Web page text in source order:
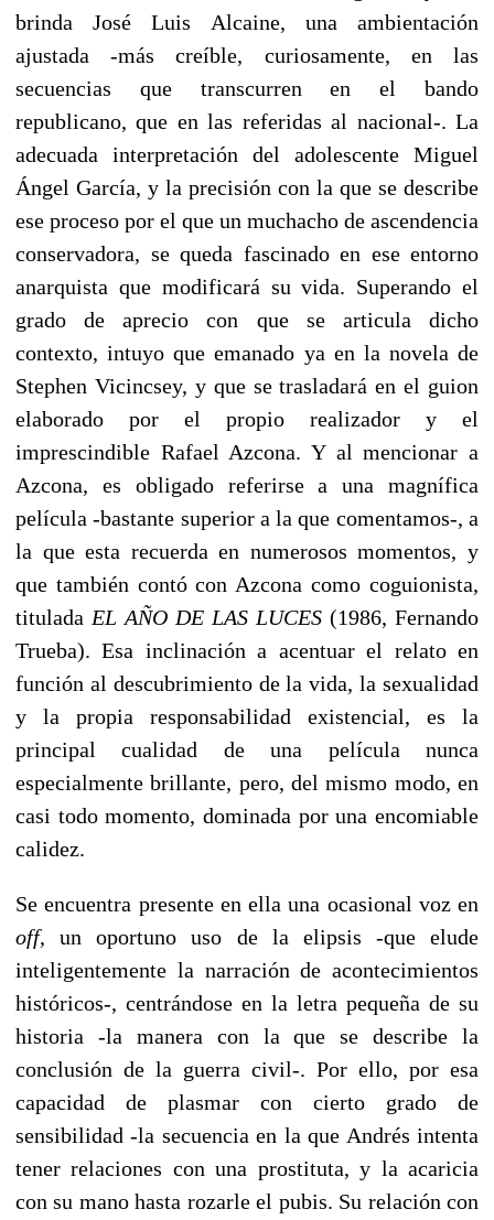
brinda José Luis Alcaine, una ambientación
ajustada -más creíble, curiosamente, en las
secuencias que transcurren en el bando
republicano, que en las referidas al nacional-. La
adecuada interpretación del adolescente Miguel
Ángel García, y la precisión con la que se describe
ese proceso por el que un muchacho de ascendencia
conservadora, se queda fascinado en ese entorno
anarquista que modificará su vida. Superando el
grado de aprecio con que se articula dicho
contexto, intuyo que emanado ya en la novela de
Stephen Vicincsey, y que se trasladará en el guion
elaborado por el propio realizador y el
imprescindible Rafael Azcona. Y al mencionar a
Azcona, es obligado referirse a una magnífica
película -bastante superior a la que comentamos-, a
la que esta recuerda en numerosos momentos, y
que también contó con Azcona como coguionista,
titulada EL AÑO DE LAS LUCES (1986, Fernando
Trueba). Esa inclinación a acentuar el relato en
función al descubrimiento de la vida, la sexualidad
y la propia responsabilidad existencial, es la
principal cualidad de una película nunca
especialmente brillante, pero, del mismo modo, en
casi todo momento, dominada por una encomiable
calidez.
Se encuentra presente en ella una ocasional voz en
off, un oportuno uso de la elipsis -que elude
inteligentemente la narración de acontecimientos
históricos-, centrándose en la letra pequeña de su
historia -la manera con la que se describe la
conclusión de la guerra civil-. Por ello, por esa
capacidad de plasmar con cierto grado de
sensibilidad -la secuencia en la que Andrés intenta
tener relaciones con una prostituta, y la acaricia
con su mano hasta rozarle el pubis. Su relación con